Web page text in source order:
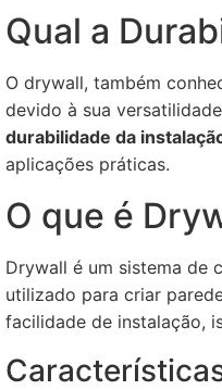
Qual a
O drywall, também
devido à sua
durabilidade da
aplicações práticas.
O que é
Drywall é um sistema de
utilizado para criar
facilidade de instalação,